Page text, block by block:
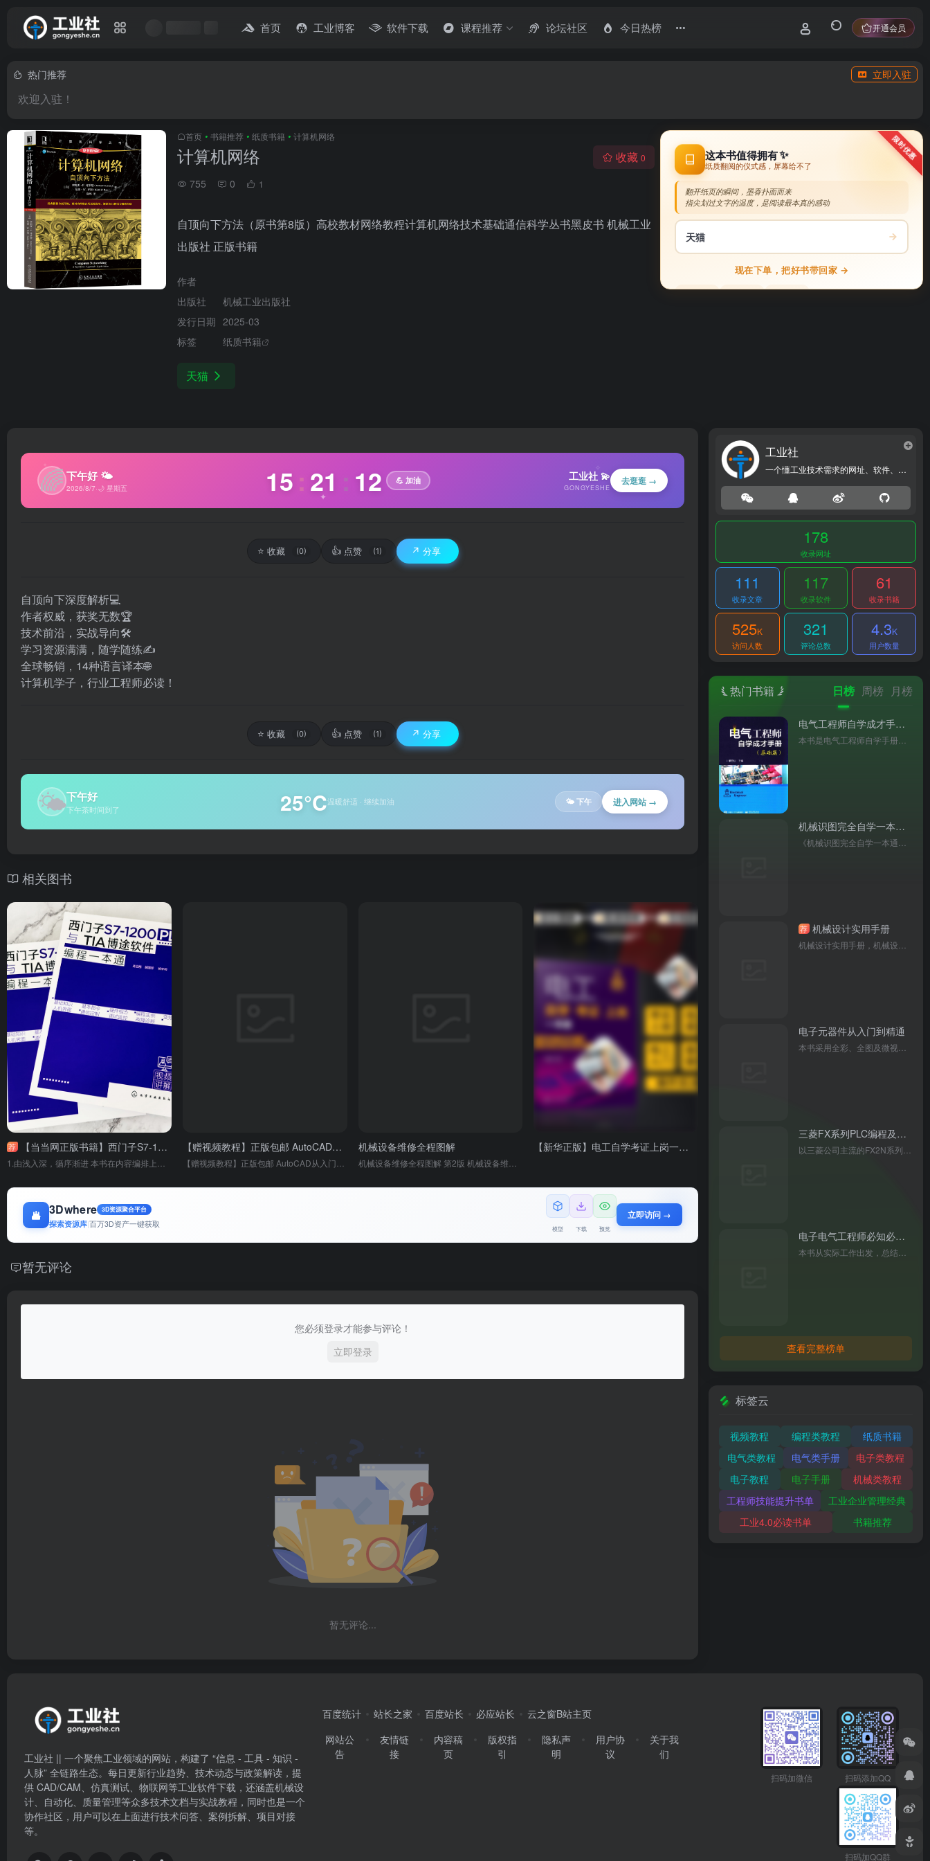
首页 工业博客 软件下载 课程推荐 论坛社区 今日热榜 开通会员
热门推荐 立即入驻
欢迎入驻！
首页 • 书籍推荐 • 纸质书籍 • 计算机网络
计算机网络
755 0 1
收藏 0
自顶向下方法（原书第8版）高校教材网络教程计算机网络技术基础通信科学丛书黑皮书 机械工业
出版社 正版书籍
作者
出版社
机械工业出版社
发行日期 2025-03
标签
纸质书籍
天猫
限时优惠
这本书值得拥有✨
纸质翻阅的仪式感，屏幕给不了
翻开纸页的瞬间，墨香扑面而来
指尖划过文字的温度，是阅读最本真的感动
天猫
现在下单，把好书带回家 →
正版保障 品质纸张 极速发货
🌈下午好 🌤
2026/8/7·🌙 星期五 15 : 21 : 13 💪 加油 工业社 💫
GONGYESHE
去逛逛 →
✦
✦
⭐ 收藏 (0) 👍 点赞 (1) ↗️ 分享
自顶向下深度解析💻
作者权威，获奖无数🏆
技术前沿，实战导向🛠
学习资源满满，随学随练✍️
全球畅销，14种语言译本🌐
计算机学子，行业工程师必读！
⭐ 收藏 (0) 👍 点赞 (1) ↗️ 分享
🌤下午好
下午茶时间到了 25°C温暖舒适 · 继续加油 🌤 下午 进入网站 →
相关图书
荐 【当当网正版书籍】西门子S7-1200 PLC与TIA博途软件编程一本通 【赠视频教程】正版包邮 AutoCAD从入门到精通实战案例版 图文版机械设计制图绘图室内设计cad教程零基础cad书籍 机械设备维修全程图解 【新华正版】电工自学考证上岗一本通 全彩图解视频版plc编程入门到精通低压电工培训电路接线图零基础电工基础知识手册电工入门书
3Dwhere 3D资源聚合平台
探索资源库|百万3D资产一键获取 模型 下载 预览
立即访问 →
暂无评论
您必须登录才能参与评论！
立即登录
暂无评论...
工业社
一个懂工业技术需求的网址、软件、资源、热点导航大全网站！
178
收录网址
111
收录文章
117
收录软件
61
收录书籍
525K
访问人数
321
评论总数
4.3K
用户数量
热门书籍 日榜 周榜 月榜
电气工程师自学成才手册-基础篇
机械识图完全自学一本通（图解双色版）
荐 机械设计实用手册
电子元器件从入门到精通
三菱FX系列PLC编程及应用FX2N+三菱FX3U/5UPLC从入门到精通+三菱FX/Q系列PLC+PLC变频器人机界面 三菱fx3u/5u plcfx2n三菱plc书籍
电子电气工程师必知必会第3版
查看完整榜单
标签云
视频教程 编程类教程
纸质书籍
电气类教程
电气类手册
电子类教程
电子教程
电子手册
机械类教程
工程师技能提升书单
工业企业管理经典
工业4.0必读书单
书籍推荐
工业社 || 一个聚焦工业领域的网站，构建了 “信息 - 工具 - 知识 -
人脉” 全链路生态。每日更新行业趋势、技术动态与政策解读，提
供 CAD/CAM、仿真测试、物联网等工业软件下载，还涵盖机械设
计、自动化、质量管理等众多技术文档与实战教程，同时也是一个
协作社区，用户可以在上面进行技术问答、案例拆解、项目对接
等。
百度统计 站长之家 百度站长 必应站长
云之窗B站主页
网站公
告
友情链
接
内容稿
页
版权指
引
隐私声
明
用户协
议
关于我
们
扫码加微信 扫码添加QQ
扫码加QQ群